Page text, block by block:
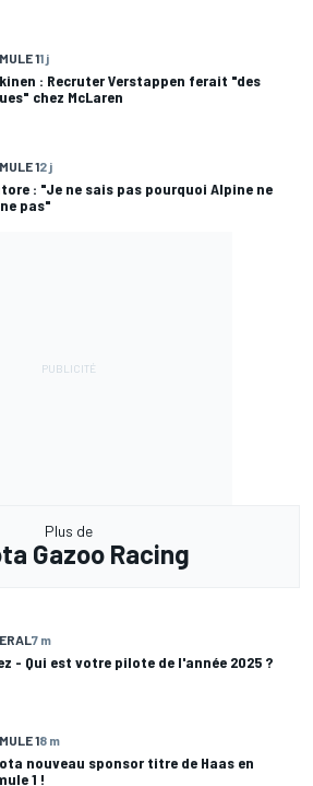
11 j
: Recruter Verstappen ferait "des
chez McLaren
12 j
: "Je ne sais pas pourquoi Alpine ne
pas"
Plus de
Gazoo Racing
7 m
- Qui est votre pilote de l'année 2025 ?
18 m
nouveau sponsor titre de Haas en
1 !